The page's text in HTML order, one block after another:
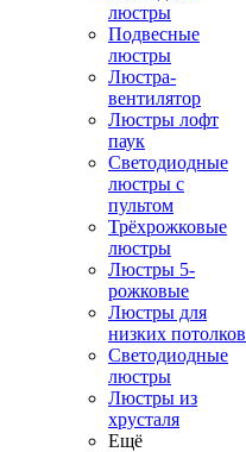
люстры
Подвесные
люстры
Люстра-
вентилятор
Люстры лофт
паук
Светодиодные
люстры с
пультом
Трёхрожковые
люстры
Люстры 5-
рожковые
Люстры для
низких потолков
Cветодиодные
люстры
Люстры из
хрусталя
Ещё